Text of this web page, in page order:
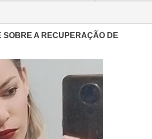
SOBRE A RECUPERAÇÃO DE